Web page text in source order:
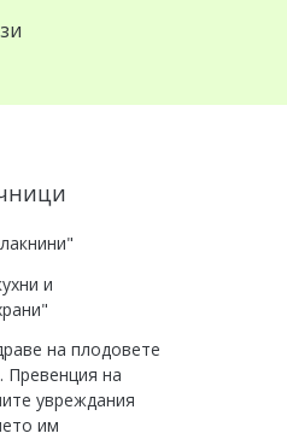
и
на плодовете
Превенция на
увреждания
им